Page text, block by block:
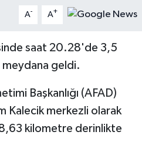
A- A+
saat 20.28'de 3,5
geldi.
Başkanlığı (AFAD)
Kalecik merkezli olarak
8,63 kilometre derinlikte